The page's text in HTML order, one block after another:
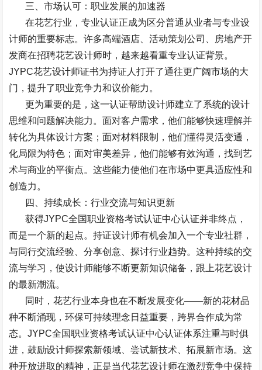
三、市场认可：职业发展的加速器
在花艺行业，专业认证正成为区分普通从业者与专业设
计师的重要标志。许多高端酒店、活动策划公司、房地产开
发商在招聘花艺设计师时，越来越看重专业认证背景。
JYPC花艺设计师证书为持证人打开了通往更广阔市场的大
门，提升了职业竞争力和议价能力。
更为重要的是，这一认证帮助设计师建立了系统的设计
思维和问题解决能力。面对客户需求，他们能够快速理解并
转化为具体设计方案；面对材料限制，他们懂得灵活变通，
化局限为特色；面对审美差异，他们能够有效沟通，找到艺
术与商业的平衡点。这些能力使他们在市场中更具适应性和
创造力。
四、持续成长：行业交流与知识更新
获得JYPC全国职业资格考试认证中心认证并非终点，
而是一个新的起点。持证设计师有机会加入一个专业社群，
与同行交流经验、分享创意、探讨行业趋势。这种持续的交
流与学习，使设计师能够不断更新知识储备，跟上花艺设计
的最新潮流。
同时，花艺行业本身也在不断发展变化——新的花材品
种不断涌现，环保可持续理念日益重要，跨界合作成为常
态。JYPC全国职业资格考试认证中心认证体系注重与时俱
进，鼓励设计师探索新领域、尝试新技术、拓展新市场。这
种开放进取的精神，正是当代花艺设计师在激烈竞争中保持